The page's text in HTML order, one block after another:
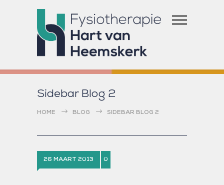
Sidebar Blog 2
HOME BLOG SIDEBAR BLOG 2
26 MAART 2013 0